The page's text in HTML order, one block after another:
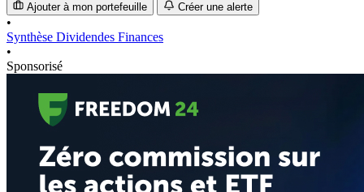
Ajouter à mon portefeuille Créer une alerte
•
Synthèse Dividendes Finances
•
Sponsorisé